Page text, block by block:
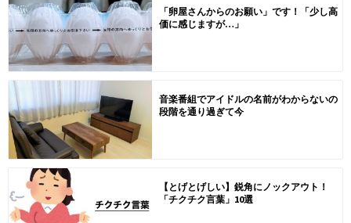
「卵屋さんからのお願い」です！「少し高
価に感じますが…」
音楽番組でアイドルの名前がわからないの
段階を通り過ぎて今
【とげとげしい】鋭角にノックアウト！
「チクチク言葉」10選